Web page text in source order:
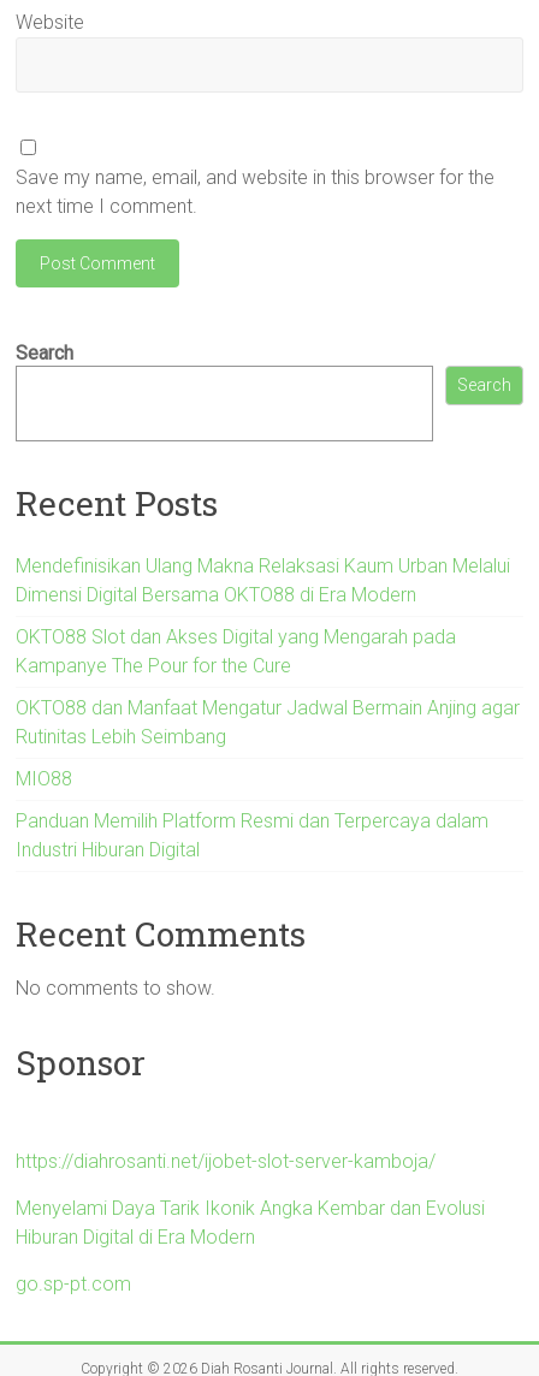
Website
Save my name, email, and website in this browser for the
next time I comment.
Search
Search
Recent Posts
Mendefinisikan Ulang Makna Relaksasi Kaum Urban Melalui
Dimensi Digital Bersama OKTO88 di Era Modern
OKTO88 Slot dan Akses Digital yang Mengarah pada
Kampanye The Pour for the Cure
OKTO88 dan Manfaat Mengatur Jadwal Bermain Anjing agar
Rutinitas Lebih Seimbang
MIO88
Panduan Memilih Platform Resmi dan Terpercaya dalam
Industri Hiburan Digital
Recent Comments
No comments to show.
Sponsor
https://diahrosanti.net/ijobet-slot-server-kamboja/
Menyelami Daya Tarik Ikonik Angka Kembar dan Evolusi
Hiburan Digital di Era Modern
go.sp-pt.com
Copyright © 2026 Diah Rosanti Journal . All rights reserved.